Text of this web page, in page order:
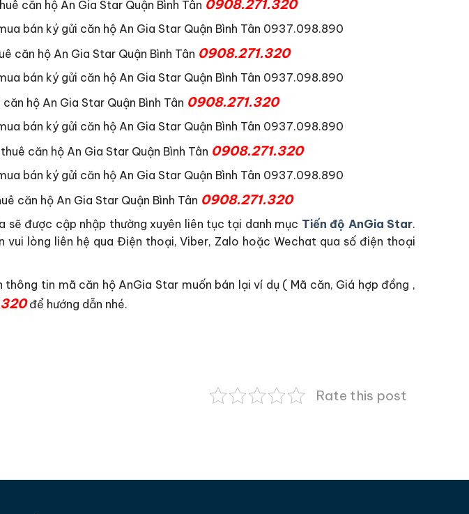
căn hộ An Gia Star Quận Bình Tân 0908.271.320
căn hộ An Gia Star Quận Bình Tân 0908.271.320
hộ An Gia Star Quận Bình Tân 0908.271.320
căn hộ An Gia Star Quận Bình Tân 0908.271.320
căn hộ An Gia Star Quận Bình Tân 0908.271.320
sẽ được cập nhập thường xuyên liên tục tại danh mục Tiến độ AnGia Star.
lòng liên hệ qua Điện thoại, Viber, Zalo hoặc Wechat qua số điện thoại
thông tin mã căn hộ AnGia Star muốn bán lại ví dụ ( Mã căn, Giá hợp đồng ,
để hướng dẫn nhé.
Rate this post